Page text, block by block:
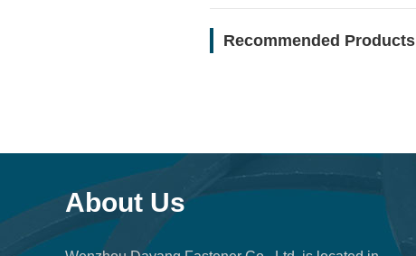
Recommended Products
About Us